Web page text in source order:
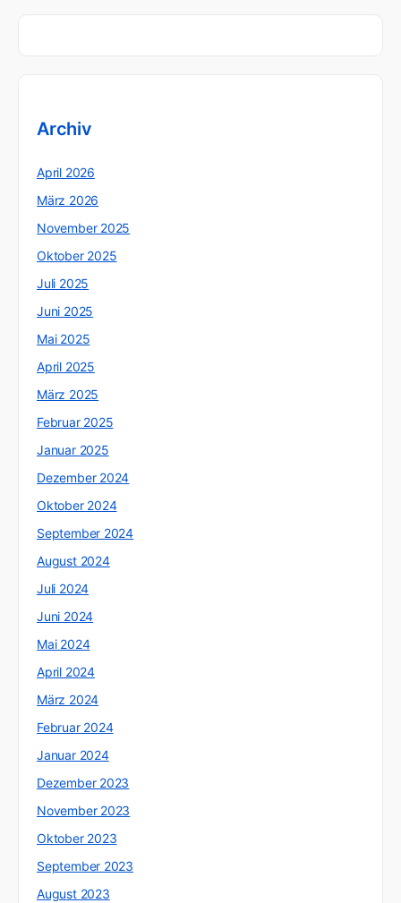
Archiv
April 2026
März 2026
November 2025
Oktober 2025
Juli 2025
Juni 2025
Mai 2025
April 2025
März 2025
Februar 2025
Januar 2025
Dezember 2024
Oktober 2024
September 2024
August 2024
Juli 2024
Juni 2024
Mai 2024
April 2024
März 2024
Februar 2024
Januar 2024
Dezember 2023
November 2023
Oktober 2023
September 2023
August 2023